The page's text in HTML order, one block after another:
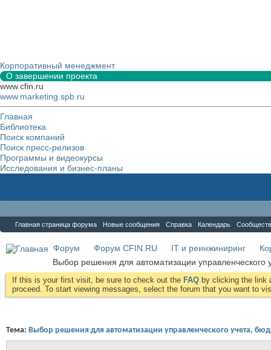
Корпоративный менеджмент
О завершении проекта
www.cfin.ru
www.marketing.spb.ru
Главная
Библиотека
Поиск компаний
Поиск пресс-релизов
Программы и видеокурсы
Исследования и бизнес-планы
Главная страница форума Новые сообщения Справка Календарь
Форум Форум CFIN.RU IT и реинжиниринг
Выбор решения для автоматизации управленческого
If this is your first visit, be sure to check out the FAQ by clicking the link
proceed. To start viewing messages, select the forum that you want to
Тема: Выбор решения для автоматизации управленческого учета,